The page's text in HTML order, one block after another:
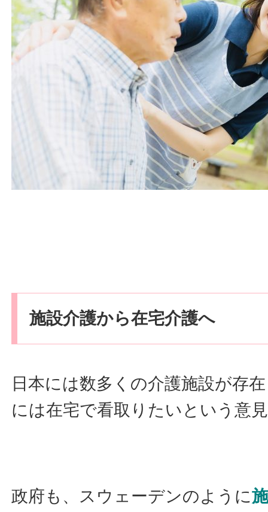
施設介護から在宅介護へ
日本には数多くの介護施設が存
には在宅で看取りたいという意
政府も、スウェーデンのように